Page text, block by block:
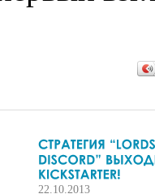
22.10.2013